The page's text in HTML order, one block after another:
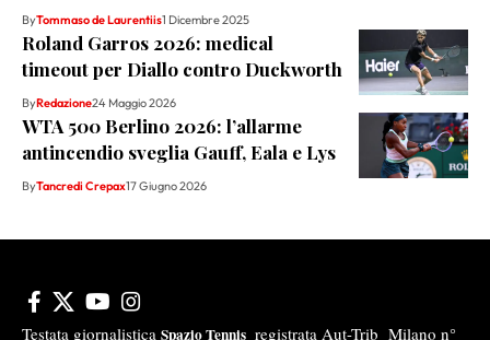
ByTommaso de Laurentiis1 Dicembre 2025
Roland Garros 2026: medical
timeout per Diallo contro Duckworth
ByRedazione24 Maggio 2026
WTA 500 Berlino 2026: l’allarme
antincendio sveglia Gauff, Eala e Lys
ByTancredi Crepax17 Giugno 2026
Testata giornalistica Spazio Tennis registrata Aut-Trib Milano n°